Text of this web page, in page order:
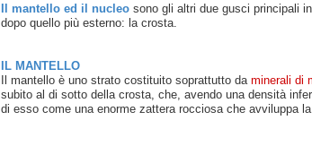
Il mantello ed il nucleosono gli altri due gusci principali
dopo quello più esterno: la crosta.
IL MANTELLO
Il mantello è uno strato costituito soprattutto da minerali di
subito al di sotto della crosta, che, avendo una densità
di esso come una enorme zattera rocciosa che avviluppa la